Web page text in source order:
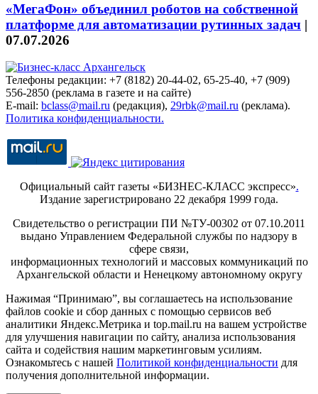
«МегаФон» объединил роботов на собственной
платформе для автоматизации рутинных задач |
07.07.2026
Телефоны редакции: +7 (8182) 20-44-02, 65-25-40, +7 (909)
556-2850 (реклама в газете и на сайте)
E-mail: bclass@mail.ru (редакция), 29rbk@mail.ru (реклама).
Политика конфиденциальности.
Официальный сайт газеты «БИЗНЕС-КЛАСС экспресс».
Издание зарегистрировано 22 декабря 1999 года.
Свидетельство о регистрации ПИ №ТУ-00302 от 07.10.2011
выдано Управлением Федеральной службы по надзору в
сфере связи,
информационных технологий и массовых коммуникаций по
Архангельской области и Ненецкому автономному округу
Нажимая “Принимаю”, вы соглашаетесь на использование
файлов cookie и сбор данных с помощью сервисов веб
аналитики Яндекс.Метрика и top.mail.ru на вашем устройстве
для улучшения навигации по сайту, анализа использования
сайта и содействия нашим маркетинговым усилиям.
Ознакомьтесь с нашей Политикой конфиденциальности для
получения дополнительной информации.